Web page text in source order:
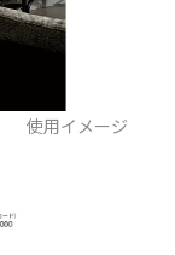
使用イメージ